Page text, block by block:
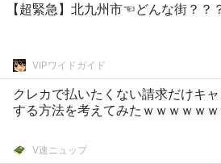
【超緊急】北九州市☜どんな街？？
VIPワイドガイド
クレカで払いたくない請求だけキ
する方法を考えてみたｗｗｗｗｗｗ
V速ニュップ